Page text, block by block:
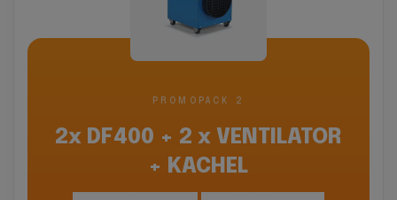
PROMOPACK 2
2x DF400 + 2 x VENTILATOR
+ KACHEL